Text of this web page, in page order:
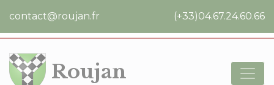
contact@roujan.fr (+33)04.67.24.60.66
Roujan